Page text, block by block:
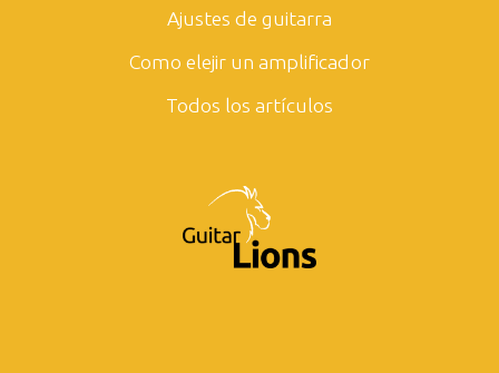
Ajustes de guitarra
Como elejir un amplificador
Todos los artículos